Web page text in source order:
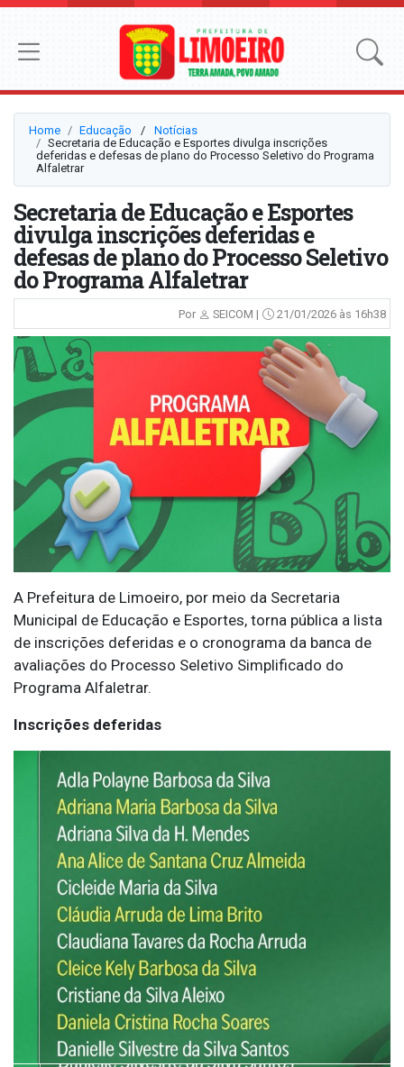
Home Educação ⠀/⠀ Notícias
Secretaria de Educação e Esportes divulga inscrições
deferidas e defesas de plano do Processo Seletivo do Programa
Alfaletrar
Secretaria de Educação e Esportes
divulga inscrições deferidas e
defesas de plano do Processo Seletivo
do Programa Alfaletrar
Por SEICOM | 21/01/2026 às 16h38
A Prefeitura de Limoeiro, por meio da Secretaria
Municipal de Educação e Esportes, torna pública a lista
de inscrições deferidas e o cronograma da banca de
avaliações do Processo Seletivo Simplificado do
Programa Alfaletrar.
Inscrições deferidas